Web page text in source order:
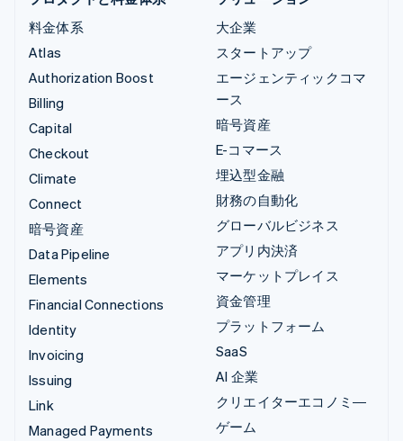
料金体系
Atlas
Authorization Boost
Billing
Capital
Checkout
Climate
Connect
暗号資産
Data Pipeline
Elements
Financial Connections
Identity
Invoicing
Issuing
Link
Managed Payments
大企業
スタートアップ
エージェンティックコマ
ース
暗号資産
E-コマース
埋込型金融
財務の自動化
グローバルビジネス
アプリ内決済
マーケットプレイス
資金管理
プラットフォーム
SaaS
AI 企業
クリエイターエコノミ―
ゲーム